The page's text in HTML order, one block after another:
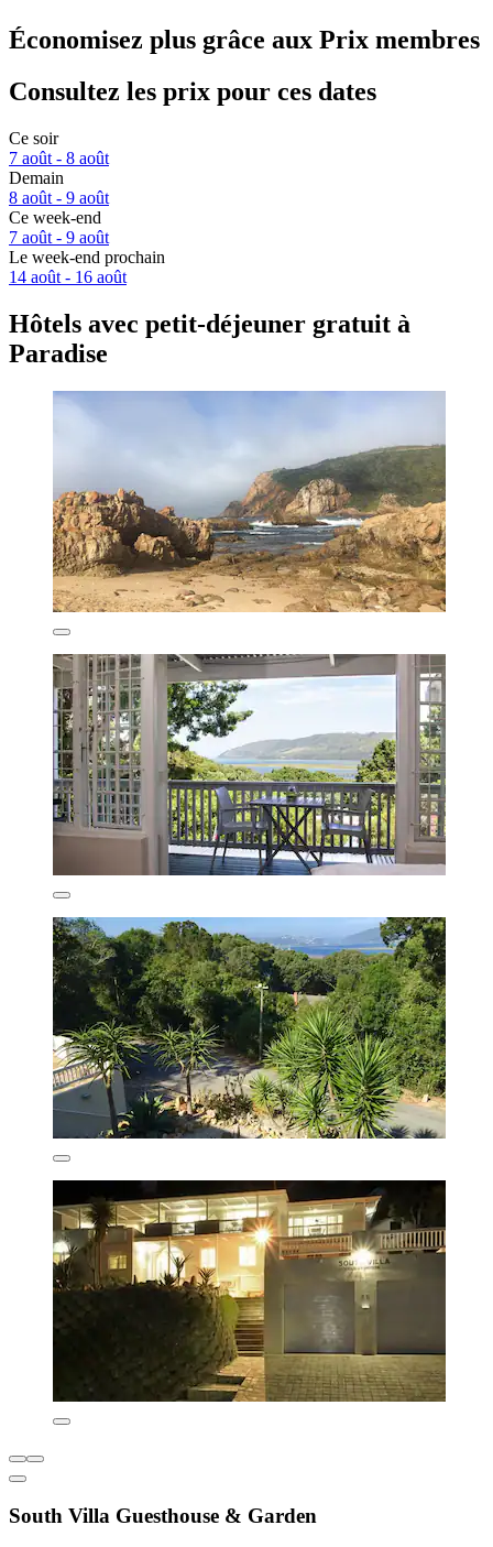
Économisez plus grâce aux Prix membres
Consultez les prix pour ces dates
Ce soir
7 août - 8 août
Demain
8 août - 9 août
Ce week-end
7 août - 9 août
Le week-end prochain
14 août - 16 août
Hôtels avec petit-déjeuner gratuit à
Paradise
South Villa Guesthouse & Garden